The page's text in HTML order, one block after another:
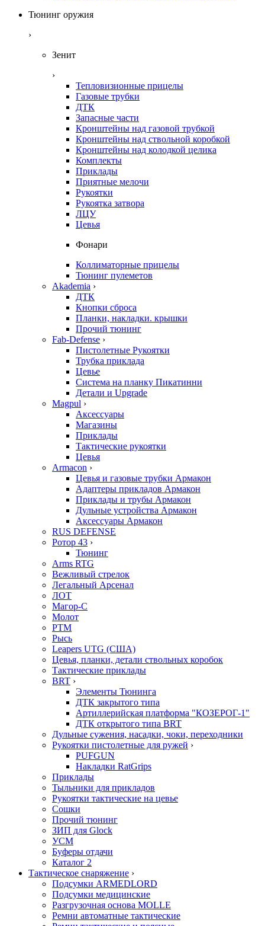
Тюнинг оружия
›
Зенит
›
Тепловизионные прицелы
Газовые трубки
ДТК
Запасные части
Кронштейны над газовой трубкой
Кронштейны над ствольной коробкой
Кронштейны над колодкой целика
Комплекты
Приклады
Приятные мелочи
Рукоятки
Рукоятка затвора
ЛЦУ
Цевья
Фонари
Коллиматорные прицелы
Тюнинг пулеметов
Akademia ›
ДТК
Кнопки сброса
Планки, накладки. крышки
Прочий тюнинг
Fab-Defense ›
Пистолетные Рукоятки
Трубка приклада
Цевье
Система на планку Пикатинни
Детали и Upgrade
Magpul ›
Аксессуары
Магазины
Приклады
Тактические рукоятки
Цевья
Armacon ›
Цевья и газовые трубки Армакон
Адаптеры прикладов Армакон
Приклады и трубы Армакон
Дульные устройства Армакон
Аксессуары Армакон
RUS DEFENSE
Ротор 43 ›
Тюнинг
Arms RTG
Вежливый стрелок
Легальный Арсенал
ЛОТ
Магор-С
Молот
РТМ
Рысь
Leapers UTG (США)
Цевья, планки, детали ствольных коробок
Тактические приклады
BRT ›
Элементы Тюнинга
ДТК закрытого типа
Артиллерийская платформа "КОЗЕРОГ-1"
ДТК открытого типа BRT
Дульные сужения, насадки, чоки, переходники
Рукоятки пистолетные для ружей ›
PUFGUN
Накладки RatGrips
Приклады
Тыльники для прикладов
Рукоятки тактические на цевье
Сошки
Прочий тюнинг
ЗИП для Glock
УСМ
Буферы отдачи
Каталог 2
Тактическое снаряжение ›
Подсумки ARMEDLORD
Подсумки медицинские
Разгрузочная основа MOLLE
Ремни автоматные тактические